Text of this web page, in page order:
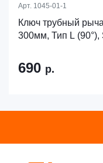
Арт. 1045-01-1
Ключ трубный
300мм, Тип L (90°),
690 р.